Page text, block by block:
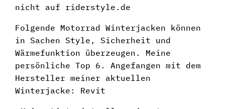
nicht auf riderstyle.de
Folgende Motorrad Winterjacken können
in Sachen Style, Sicherheit und
Wärmefunktion überzeugen. Meine
persönliche Top 6. Angefangen mit dem
Hersteller meiner aktuellen
Winterjacke: Revit